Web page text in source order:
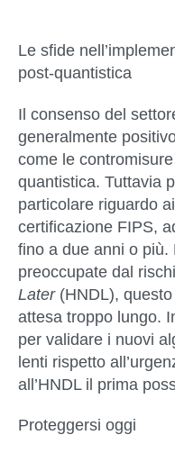
Le sfide
post-quantistica
Il consenso del
generalmente
come le
quantistica. Tuttavia
particolare riguardo ai
certificazione FIPS,
fino a due anni o più.
preoccupate dal
Later(HNDL), questo
attesa troppo lungo.
per validare i nuovi
lenti rispetto
all’HNDL il prima
Proteggersi oggi